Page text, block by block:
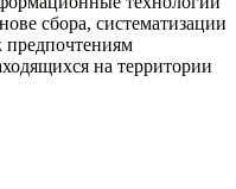
сбора, систематизации
предпочтениям
на территории